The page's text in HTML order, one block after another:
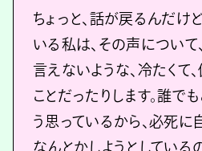
ちょっと、話が戻るんだけ
いる私は、その声につい
言えないような、冷たくて
ことだったりします。誰でも
う思っているから、必死に
なんとかしようとしている